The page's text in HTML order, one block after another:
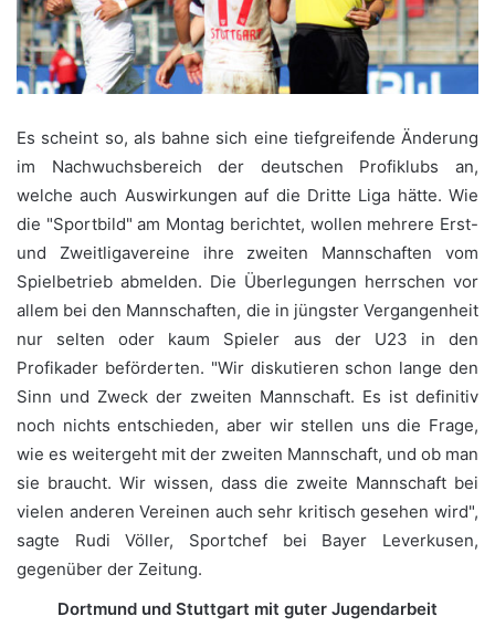
Es scheint so, als bahne sich eine tiefgreifende Änderung
im Nachwuchsbereich der deutschen Profiklubs an,
welche auch Auswirkungen auf die Dritte Liga hätte. Wie
die "Sportbild" am Montag berichtet, wollen mehrere Erst-
und Zweitligavereine ihre zweiten Mannschaften vom
Spielbetrieb abmelden. Die Überlegungen herrschen vor
allem bei den Mannschaften, die in jüngster Vergangenheit
nur selten oder kaum Spieler aus der U23 in den
Profikader beförderten. "Wir diskutieren schon lange den
Sinn und Zweck der zweiten Mannschaft. Es ist definitiv
noch nichts entschieden, aber wir stellen uns die Frage,
wie es weitergeht mit der zweiten Mannschaft, und ob man
sie braucht. Wir wissen, dass die zweite Mannschaft bei
vielen anderen Vereinen auch sehr kritisch gesehen wird",
sagte Rudi Völler, Sportchef bei Bayer Leverkusen,
gegenüber der Zeitung.
Dortmund und Stuttgart mit guter Jugendarbeit